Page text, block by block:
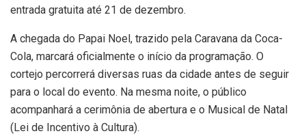
entrada gratuita até 21 de dezembro.
A chegada do Papai Noel, trazido pela Caravana da Coca-
Cola, marcará oficialmente o início da programação. O
cortejo percorrerá diversas ruas da cidade antes de seguir
para o local do evento. Na mesma noite, o público
acompanhará a cerimônia de abertura e o Musical de Natal
(Lei de Incentivo à Cultura).